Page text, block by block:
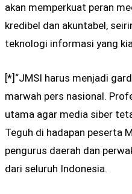
akan memperkuat peran
kredibel dan akuntabel,
teknologi informasi yang
[*]“JMSI harus menjadi
marwah pers nasional.
utama agar media siber
Teguh di hadapan peserta
pengurus daerah dan
dari seluruh Indonesia.